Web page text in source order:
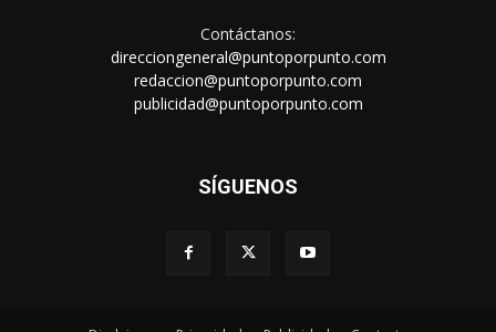
Contáctanos:
direcciongeneral@puntoporpunto.com
redaccion@puntoporpunto.com
publicidad@puntoporpunto.com
SÍGUENOS